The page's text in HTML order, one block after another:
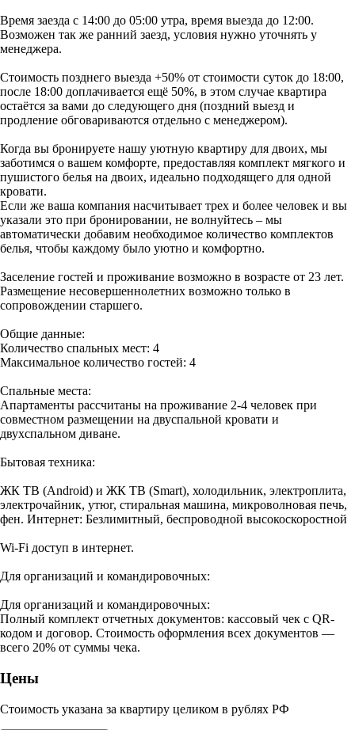
Время заезда с 14:00 до 05:00 утра, время выезда до 12:00.
Возможен так же ранний заезд, условия нужно уточнять у
менеджера.
Стоимость позднего выезда +50% от стоимости суток до 18:00,
после 18:00 доплачивается ещё 50%, в этом случае квартира
остаётся за вами до следующего дня (поздний выезд и
продление обговариваются отдельно с менеджером).
Когда вы бронируете нашу уютную квартиру для двоих, мы
заботимся о вашем комфорте, предоставляя комплект мягкого и
пушистого белья на двоих, идеально подходящего для одной
кровати.
Если же ваша компания насчитывает трех и более человек и вы
указали это при бронировании, не волнуйтесь – мы
автоматически добавим необходимое количество комплектов
белья, чтобы каждому было уютно и комфортно.
Заселение гостей и проживание возможно в возрасте от 23 лет.
Размещение несовершеннолетних возможно только в
сопровождении старшего.
Общие данные:
Количество спальных мест: 4
Максимальное количество гостей: 4
Спальные места:
Апартаменты рассчитаны на проживание 2-4 человек при
совместном размещении на двуспальной кровати и
двухспальном диване.
Бытовая техника:
ЖК ТВ (Android) и ЖК ТВ (Smart), холодильник, электроплита,
электрочайник, утюг, стиральная машина, микроволновая печь,
фен. Интернет: Безлимитный, беспроводной высокоскоростной
Wi-Fi доступ в интернет.
Для организаций и командировочных:
Для организаций и командировочных:
Полный комплект отчетных документов: кассовый чек с QR-
кодом и договор. Стоимость оформления всех документов —
всего 20% от суммы чека.
Цены
Стоимость указана за квартиру целиком в рублях РФ